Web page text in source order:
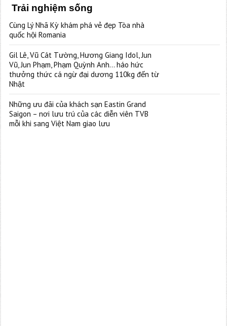
Trải nghiệm sống
Cùng Lý Nhã Kỳ khám phá vẻ đẹp Tòa nhà
quốc hội Romania
Gil Lê, Vũ Cát Tường, Hương Giang Idol, Jun
Vũ, Jun Phạm, Phạm Quỳnh Anh… háo hức
thưởng thức cá ngừ đại dương 110kg đến từ
Nhật
Những ưu đãi của khách sạn Eastin Grand
Saigon – nơi lưu trú của các diễn viên TVB
mỗi khi sang Việt Nam giao lưu